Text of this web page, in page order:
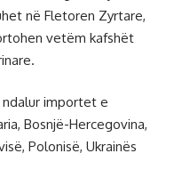
në Fletoren Zyrtare,
vetëm kafshët
ndalur importet e
Bosnjë-Hercegovina,
Polonisë, Ukrainës